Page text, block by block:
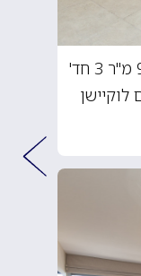
באחוזה ברח' ויתקין – דירת 90 מ"ר 3 חד'